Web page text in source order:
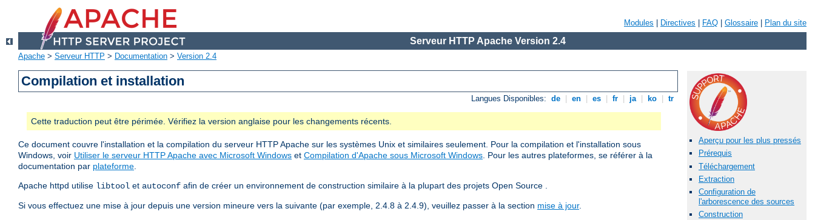
Modules Directives FAQ Glossaire Plan du site
Serveur HTTP Apache Version 2.4
Apache > Serveur HTTP > Documentation > Version 2.4
Compilation et installation
Langues Disponibles: de en es fr ja ko tr
Cette traduction peut être périmée. Vérifiez la version anglaise pour les changements récents.
Ce document couvre l'installation et la compilation du serveur HTTP Apache sur les systèmes Unix et similaires seulement. Pour la compilation et l'installation sous
Windows, voir Utiliser le serveur HTTP Apache avec Microsoft Windows et Compilation d'Apache sous Microsoft Windows. Pour les autres plateformes, se référer à la
documentation par plateforme.
Apache httpd utilise libtool et autoconf afin de créer un environnement de construction similaire à la plupart des projets Open Source .
Si vous effectuez une mise à jour depuis une version mineure vers la suivante (par exemple, 2.4.8 à 2.4.9), veuillez passer à la section mise à jour.
Aperçu pour les plus pressés
Prérequis
Téléchargement
Extraction
Configuration de
l'arborescence des sources
Construction